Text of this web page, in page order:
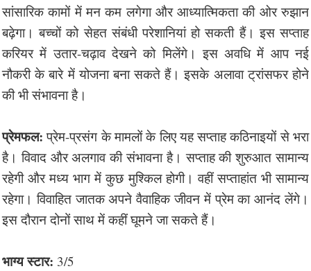
सांसारिक कामों में मन कम लगेगा और आध्यात्मिकता की ओर रुझान
बढ़ेगा। बच्चों को सेहत संबंधी परेशानियां हो सकती हैं। इस सप्ताह
करियर में उतार-चढ़ाव देखने को मिलेंगे। इस अवधि में आप नई
नौकरी के बारे में योजना बना सकते हैं। इसके अलावा ट्रांसफर होने
की भी संभावना है।
प्रेमफल: प्रेम-प्रसंग के मामलों के लिए यह सप्ताह कठिनाइयों से भरा
है। विवाद और अलगाव की संभावना है। सप्ताह की शुरुआत सामान्य
रहेगी और मध्य भाग में कुछ मुश्किल होगी। वहीं सप्ताहांत भी सामान्य
रहेगा। विवाहित जातक अपने वैवाहिक जीवन में प्रेम का आनंद लेंगे।
इस दौरान दोनों साथ में कहीं घूमने जा सकते हैं।
भाग्य स्टार: 3/5